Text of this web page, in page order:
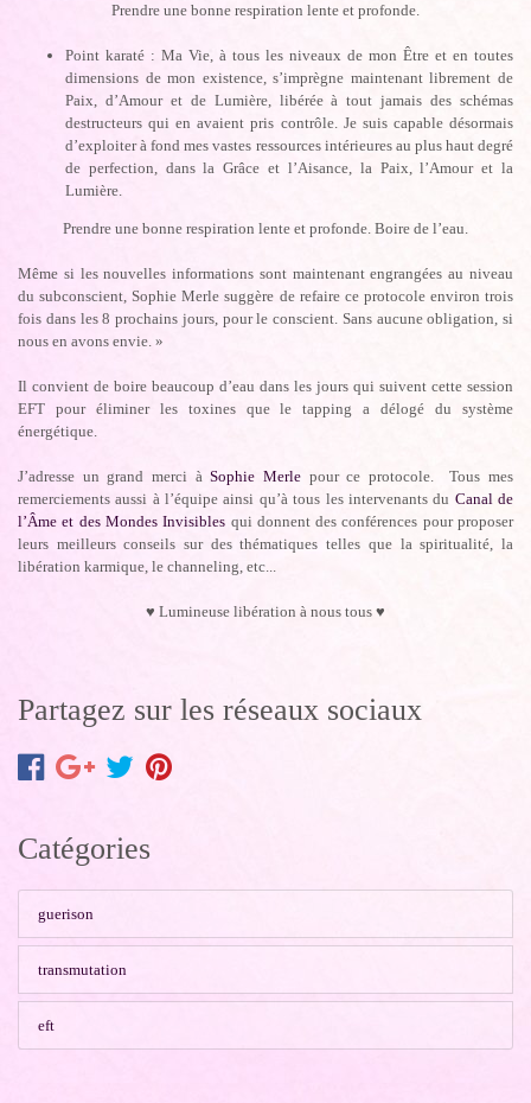
Prendre une bonne respiration lente et profonde.
Point karaté : Ma Vie, à tous les niveaux de mon Être et en toutes
dimensions de mon existence, s’imprègne maintenant librement de
Paix, d’Amour et de Lumière, libérée à tout jamais des schémas
destructeurs qui en avaient pris contrôle. Je suis capable désormais
d’exploiter à fond mes vastes ressources intérieures au plus haut degré
de perfection, dans la Grâce et l’Aisance, la Paix, l’Amour et la
Lumière.
Prendre une bonne respiration lente et profonde. Boire de l’eau.
Même si les nouvelles informations sont maintenant engrangées au niveau
du subconscient, Sophie Merle suggère de refaire ce protocole environ trois
fois dans les 8 prochains jours, pour le conscient. Sans aucune obligation, si
nous en avons envie. »
Il convient de boire beaucoup d’eau dans les jours qui suivent cette session
EFT pour éliminer les toxines que le tapping a délogé du système
énergétique.
J’adresse un grand merci àSophie Merle pour ce protocole. Tous mes
remerciements aussi à l’équipe ainsi qu’à tous les intervenants du Canal de
l’Âme et des Mondes Invisibles qui donnent des conférences pour proposer
leurs meilleurs conseils sur des thématiques telles que la spiritualité, la
libération karmique, le channeling, etc...
♥ Lumineuse libération à nous tous ♥
Partagez sur les réseaux sociaux
Catégories
guerison
transmutation
eft